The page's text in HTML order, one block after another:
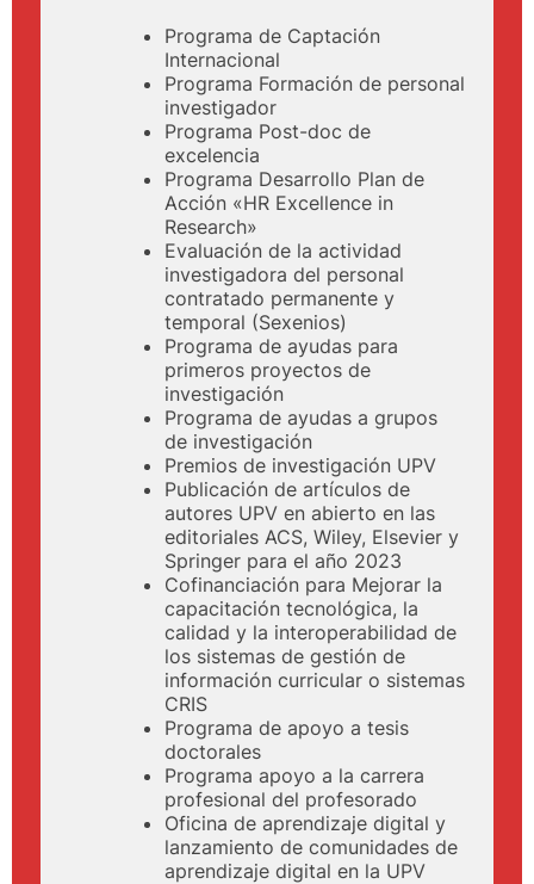
Programa de Captación
Internacional
Programa Formación de personal
investigador
Programa Post-doc de
excelencia
Programa Desarrollo Plan de
Acción «HR Excellence in
Research»
Evaluación de la actividad
investigadora del personal
contratado permanente y
temporal (Sexenios)
Programa de ayudas para
primeros proyectos de
investigación
Programa de ayudas a grupos
de investigación
Premios de investigación UPV
Publicación de artículos de
autores UPV en abierto en las
editoriales ACS, Wiley, Elsevier y
Springer para el año 2023
Cofinanciación para Mejorar la
capacitación tecnológica, la
calidad y la interoperabilidad de
los sistemas de gestión de
información curricular o sistemas
CRIS
Programa de apoyo a tesis
doctorales
Programa apoyo a la carrera
profesional del profesorado
Oficina de aprendizaje digital y
lanzamiento de comunidades de
aprendizaje digital en la UPV